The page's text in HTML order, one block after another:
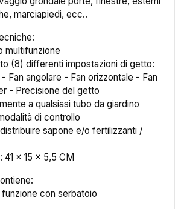
marciapiedi, ecc..
multifunzione
(8) differenti impostazioni di getto:
Fan angolare - Fan orizzontale - Fan
- Precisione del getto
a qualsiasi tubo da giardino
di controllo
sapone e/o fertilizzanti /
41 x 15 x 5,5 CM
funzione con serbatoio
desideri
desideri
Annulla Crea lista dei desideri